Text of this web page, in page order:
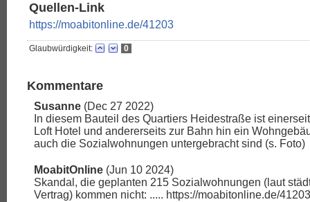
Quellen-Link
https://moabitonline.de/41203
Glaubwürdigkeit: 0
Kommentare
Susanne (Dec 27 2022)
In diesem Bauteil des Quartiers Heidestraße ist
Loft Hotel und andererseits zur Bahn hin ein
auch die Sozialwohnungen untergebracht sind (s. Foto)
MoabitOnline (Jun 10 2024)
Skandal, die geplanten 215 Sozialwohnungen (laut
Vertrag) kommen nicht: ..... https://moabitonline.de/